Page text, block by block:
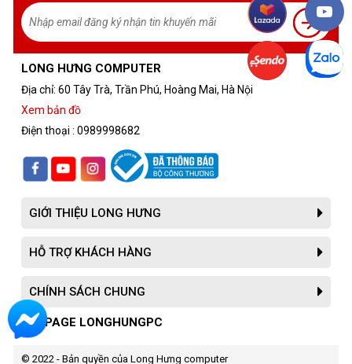
LONG HƯNG COMPUTER
Địa chỉ: 60 Tây Trà, Trần Phú, Hoàng Mai, Hà Nội
Xem bản đồ
Điện thoại : 0989998682
GIỚI THIỆU LONG HƯNG
HỖ TRỢ KHÁCH HÀNG
CHÍNH SÁCH CHUNG
FANPAGE LONGHUNGPC
© 2022 - Bản quyền của Long Hưng computer